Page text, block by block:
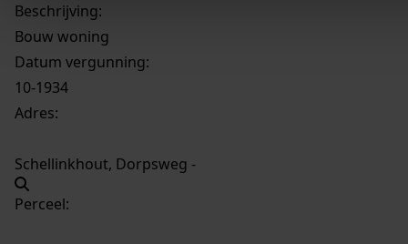
Beschrijving:
Bouw woning
Datum vergunning:
10-1934
Adres:
Schellinkhout, Dorpsweg -
Perceel: